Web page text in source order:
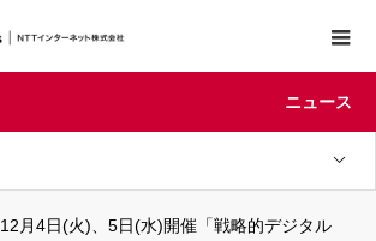
ニュース
12月4日(火)、5日(水)開催「戦略的デジタル